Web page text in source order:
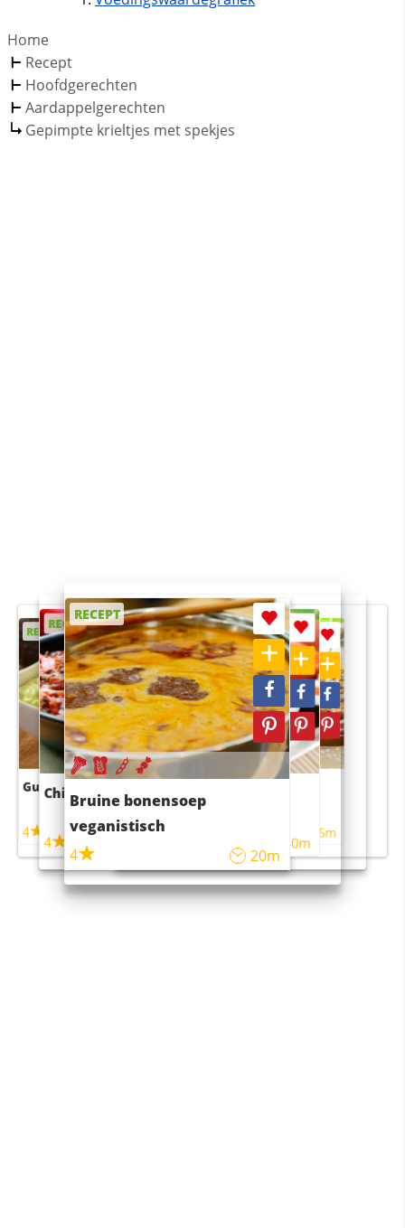
Home
Recept
Hoofdgerechten
Aardappelgerechten
Gepimpte krieltjes met spekjes
RECEPT
Guacamole
4
RECEPT
Chili con carne
4
RECEPT
Bruine bonensoep
veganistisch
4
20m
RECEPT
Sushi rijstsalade
maaltijdsalade
40m
RECEPT
4 55m